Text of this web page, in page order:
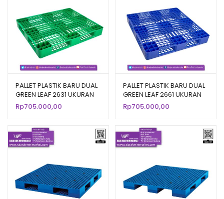
PALLET PLASTIK BARU DUAL
GREEN LEAF 2631 UKURAN
120x100x14 CM
Rp705.000,00
PALLET PLASTIK BARU DUAL
GREEN LEAF 2661 UKURAN
110x110x14 CM
Rp705.000,00